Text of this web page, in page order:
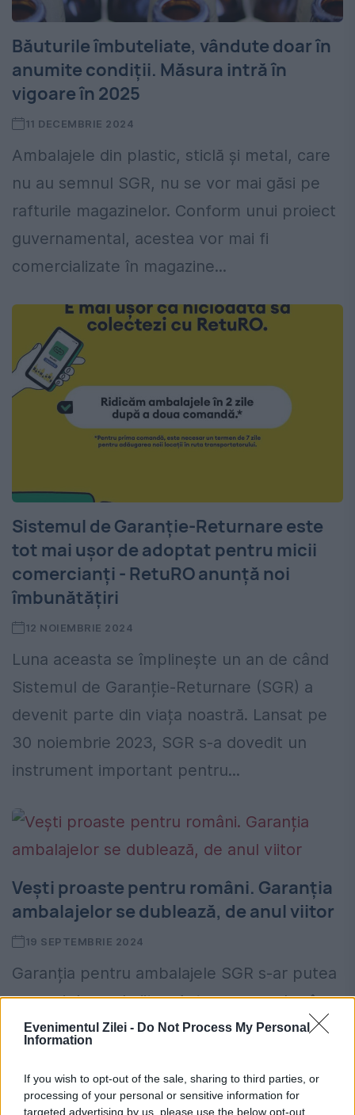
Evenimentul Zilei - Do Not Process My Personal
Information
If you wish to opt-out of the sale, sharing to third parties, or
processing of your personal or sensitive information for
targeted advertising by us, please use the below opt-out
Băuturile îmbuteliate, vândute doar în
anumite condiții. Măsura intră în
vigoare în 2025
11 DECEMBRIE 2024
Ambalajele din plastic, sticlă și metal, care
nu au semnul SGR, nu se vor mai găsi pe
rafturile magazinelor. Conform unui proiect
guvernamental, acestea vor mai fi
comercializate în magazine...
Sistemul de Garanție-Returnare este
tot mai ușor de adoptat pentru micii
comercianți - RetuRO anunță noi
îmbunătățiri
12 NOIEMBRIE 2024
Luna aceasta se împlinește un an de când
Sistemul de Garanție-Returnare (SGR) a
devenit parte din viața noastră. Lansat pe
30 noiembrie 2023, SGR s-a dovedit un
instrument important pentru...
Vești proaste pentru români. Garanția
ambalajelor se dublează, de anul viitor
19 SEPTEMBRIE 2024
Garanția pentru ambalajele SGR s-ar putea
scumpi de anul viitor. Asta se va vedea în
prețul de la raft al produselor. Cât vom